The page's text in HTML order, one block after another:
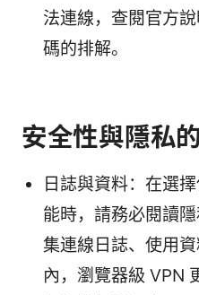
法連線，查閱官方
碼的排解。
安全性與隱私
日誌與資料：在選
能時，請務必閱讀
集連線日誌、使用
內，瀏覽器級 VPN